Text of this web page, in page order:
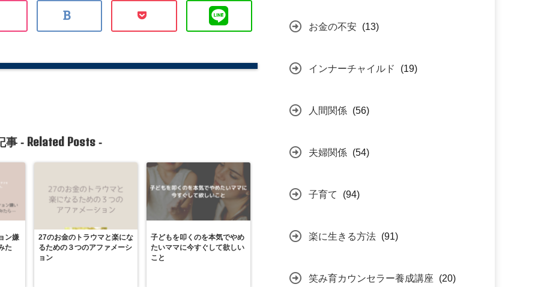
事 - Related Posts-
ン嫌
た
27のお金のトラウマと楽にな
るための３つのアファメーシ
ョン
子どもを叩くのを本気でやめ
たいママに今すぐして欲しい
こと
お金の不安 (13)
インナーチャイルド (19)
人間関係 (56)
夫婦関係 (54)
子育て (94)
楽に生きる方法 (91)
笑み育カウンセラー養成講座 (20)